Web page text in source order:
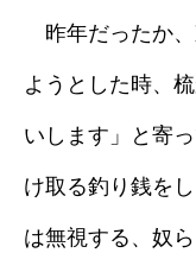
昨年だったか、
ようとした時、
いします」と寄
け取る釣り銭を
は無視する、奴